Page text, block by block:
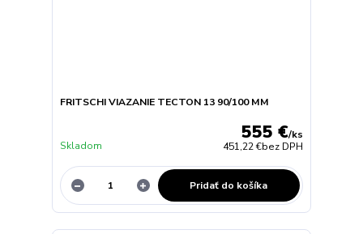
FRITSCHI VIAZANIE TECTON 13 90/100 MM
555 €/ks
451,22 €bez DPH
Skladom
Pridať do košíka